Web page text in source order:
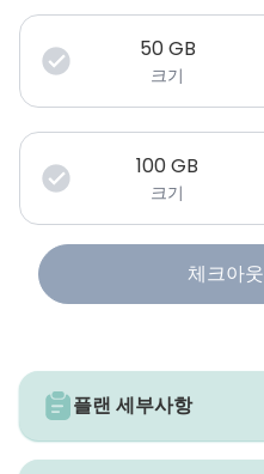
50GB
크기
100GB
크기
체크아웃
플랜 세부사항